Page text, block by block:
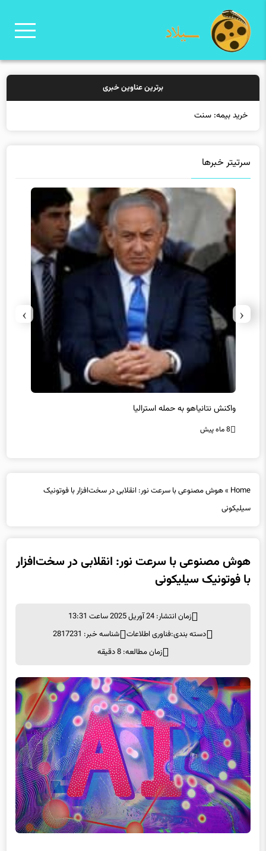
برترین عناوین خبری
خرید بیمه: سنتی یا آنلاین؟
سرتیتر خبرها
واکنش نتانیاهو به حمله استرالیا
8 ماه پیش
‹
›
Home
»هوش مصنوعی با سرعت نور: انقلابی در سخت‌افزار با فوتونیک
سیلیکونی
هوش مصنوعی با سرعت نور: انقلابی در سخت‌افزار
با فوتونیک سیلیکونی
زمان انتشار: 24 آوریل 2025 ساعت 13:31
دسته بندی:فناوری اطلاعات شناسه خبر: 2817231
زمان مطالعه: 8 دقیقه